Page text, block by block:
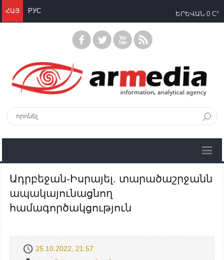
ՀԱՅ РУС ԵՐԵՎԱՆ 0 C°
Ադրբեջան-Իսրայել. տարածաշրջանն
ապակայունացնող
համագործակցություն
25.10.2022, 21:57